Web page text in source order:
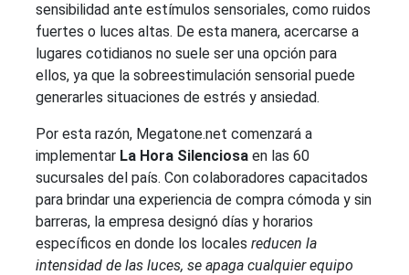
sensibilidad ante estímulos sensoriales, como ruidos
fuertes o luces altas. De esta manera, acercarse a
lugares cotidianos no suele ser una opción para
ellos, ya que la sobreestimulación sensorial puede
generarles situaciones de estrés y ansiedad.
Por esta razón, Megatone.net comenzará a
implementar La Hora Silenciosa en las 60
sucursales del país. Con colaboradores capacitados
para brindar una experiencia de compra cómoda y sin
barreras, la empresa designó días y horarios
específicos en donde los locales reducen la
intensidad de las luces, se apaga cualquier equipo